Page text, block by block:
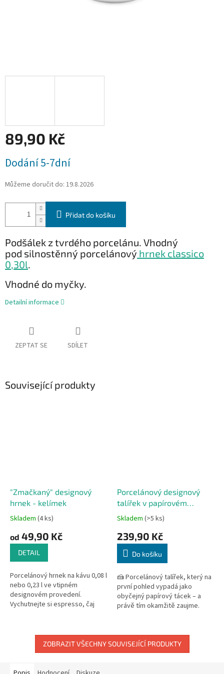
89,90 Kč
cena:
Dodání 5-7dní
Můžeme doručit do: 19.8.2026
Přidat do košíku
Podšálek z tvrdého porcelánu. Vhodný
pod silnostěnný porcelánový hrnek classico
0,30l.
Vhodné do myčky.
Detailní informace
ZEPTAT SE SDÍLET
Související produkty
"Zmačkaný" designový
hrnek - kelímek
Průměrné
produktu
5
hvězdiček.
Skladem (4 ks)
od 49,90 Kč
DETAIL
Porcelánový hrnek na kávu 0,08 l
nebo 0,23 l ve vtipném
designovém provedení.
Vychutnejte si espresso, čaj
kelímku!...
Porcelánový designový
talířek v papírovém
vzhledu 20 cm
Průměrné
produktu
5,0
5
hvězdiček.
Skladem (>5 ks)
239,90 Kč
Do košíku
🍰 Porcelánový talířek, který na
první pohled vypadá jako
obyčejný papírový tácek – a
právě tím okamžitě zaujme.
ZOBRAZIT VŠECHNY SOUVISEJÍCÍ PRODUKTY